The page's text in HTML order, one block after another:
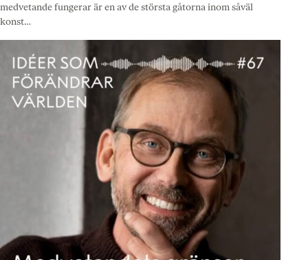
medvetande fungerar är en av de största gåtorna inom såväl
konst…